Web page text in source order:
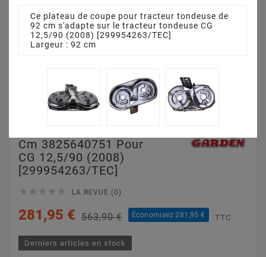
Cm 3825640751 Pour
CG 12,5/90 (2008)
[299954263/TEC]
     LA REVUE (0)
281,95 € 563,90 € Économisez 281,95 € TTC
Derniers articles en stock
Ce plateau de coupe pour tracteur tondeuse de
92 cm s'adapte sur le tracteur tondeuse CG
12,5/90 (2008) [299954263/TEC]
Largeur : 92 cm